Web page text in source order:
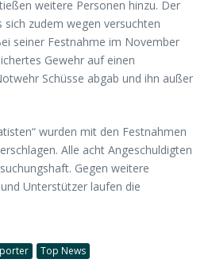
weitere Personen hinzu. Der
sich zudem wegen versuchten
seiner Festnahme im November
Gewehr auf einen
Schüsse abgab und ihn außer
wurden mit den Festnahmen
Alle acht Angeschuldigten
Gegen weitere
Unterstützer laufen die
Top News